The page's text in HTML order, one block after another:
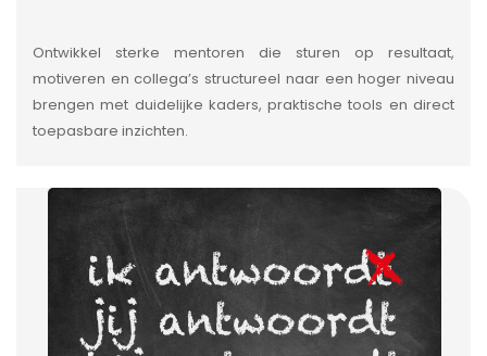
Ontwikkel sterke mentoren die sturen op resultaat,
motiveren en collega’s structureel naar een hoger niveau
brengen met duidelijke kaders, praktische tools en direct
toepasbare inzichten.